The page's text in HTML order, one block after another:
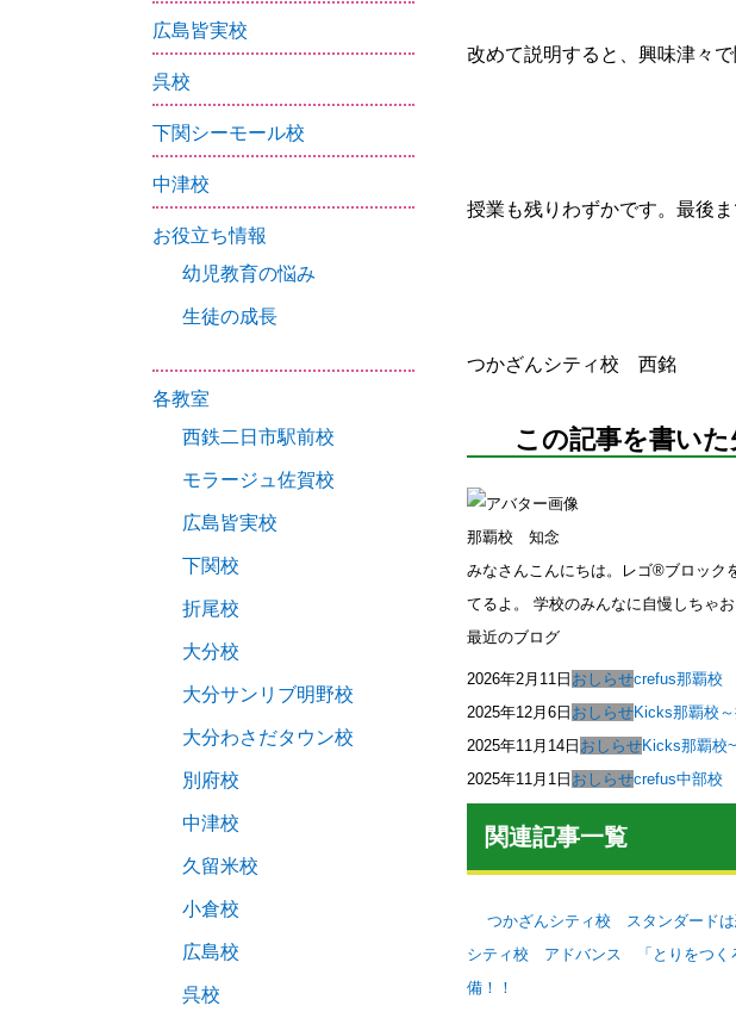
改めて説明すると、興味津々で
授業も残りわずかです。最後
つかざんシティ校 西銘
この記事を書いた
那覇校 知念
みなさんこんにちは。レゴ®ブロック
てるよ。 学校のみんなに自慢しちゃお
最近のブログ
2026年2月11日 おしらせcrefus那覇校
2025年12月6日 おしらせKicks那覇校
2025年11月14日 おしらせKicks那覇校
2025年11月1日 おしらせcrefus中部校
関連記事一覧
つかざんシティ校 スタンダードは
シティ校 アドバンス 「とりをつく
備！！
広島皆実校
呉校
下関シーモール校
中津校
お役立ち情報
幼児教育の悩み
生徒の成長
各教室
西鉄二日市駅前校
モラージュ佐賀校
広島皆実校
下関校
折尾校
大分校
大分サンリブ明野校
大分わさだタウン校
別府校
中津校
久留米校
小倉校
広島校
呉校